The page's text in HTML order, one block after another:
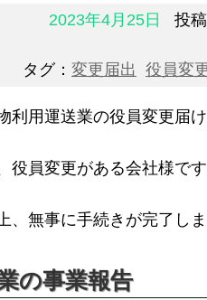
2023年4月25日 投
タグ： 変更届出 役員変
利用運送業の役員変更届
役員変更がある会社様で
、無事に手続きが完了し
の事業報告